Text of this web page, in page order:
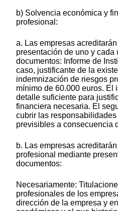
b) Solvencia económica y
profesional:
a. Las empresas
presentación de uno y
documentos: Informe de
caso, justificante de la
indemnización de riesgos
mínimo de 60.000 euros. El
detalle suficiente para
financiera necesaria. El
cubrir las
previsibles a consecuencia
b. Las empresas
profesional mediante
documentos:
Necesariamente:
profesionales de los
dirección de la empresa y